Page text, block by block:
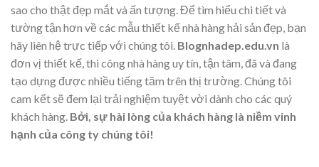
sao cho thật đẹp mắt và ấn tượng. Để tìm hiểu chi tiết và
tường tận hơn về các mẫu thiết kế nhà hàng hải sản đẹp, bạn
hãy liên hệ trực tiếp với chúng tôi. Blognhadep.edu.vn là
đơn vị thiết kế, thi công nhà hàng uy tín, tận tâm, đã và đang
tạo dựng được nhiều tiếng tăm trên thị trường. Chúng tôi
cam kết sẽ đem lại trải nghiệm tuyệt vời dành cho các quý
khách hàng. Bởi, sự hài lòng của khách hàng là niềm vinh
hạnh của công ty chúng tôi!